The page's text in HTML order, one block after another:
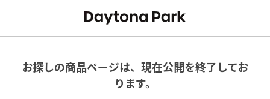
お探しの商品ページは、現在公開を終了してお
ります。